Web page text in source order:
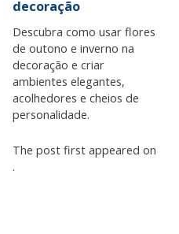
decoração
Descubra como usar flores
de outono e inverno na
decoração e criar
ambientes elegantes,
acolhedores e cheios de
personalidade.
The post first appeared on
.